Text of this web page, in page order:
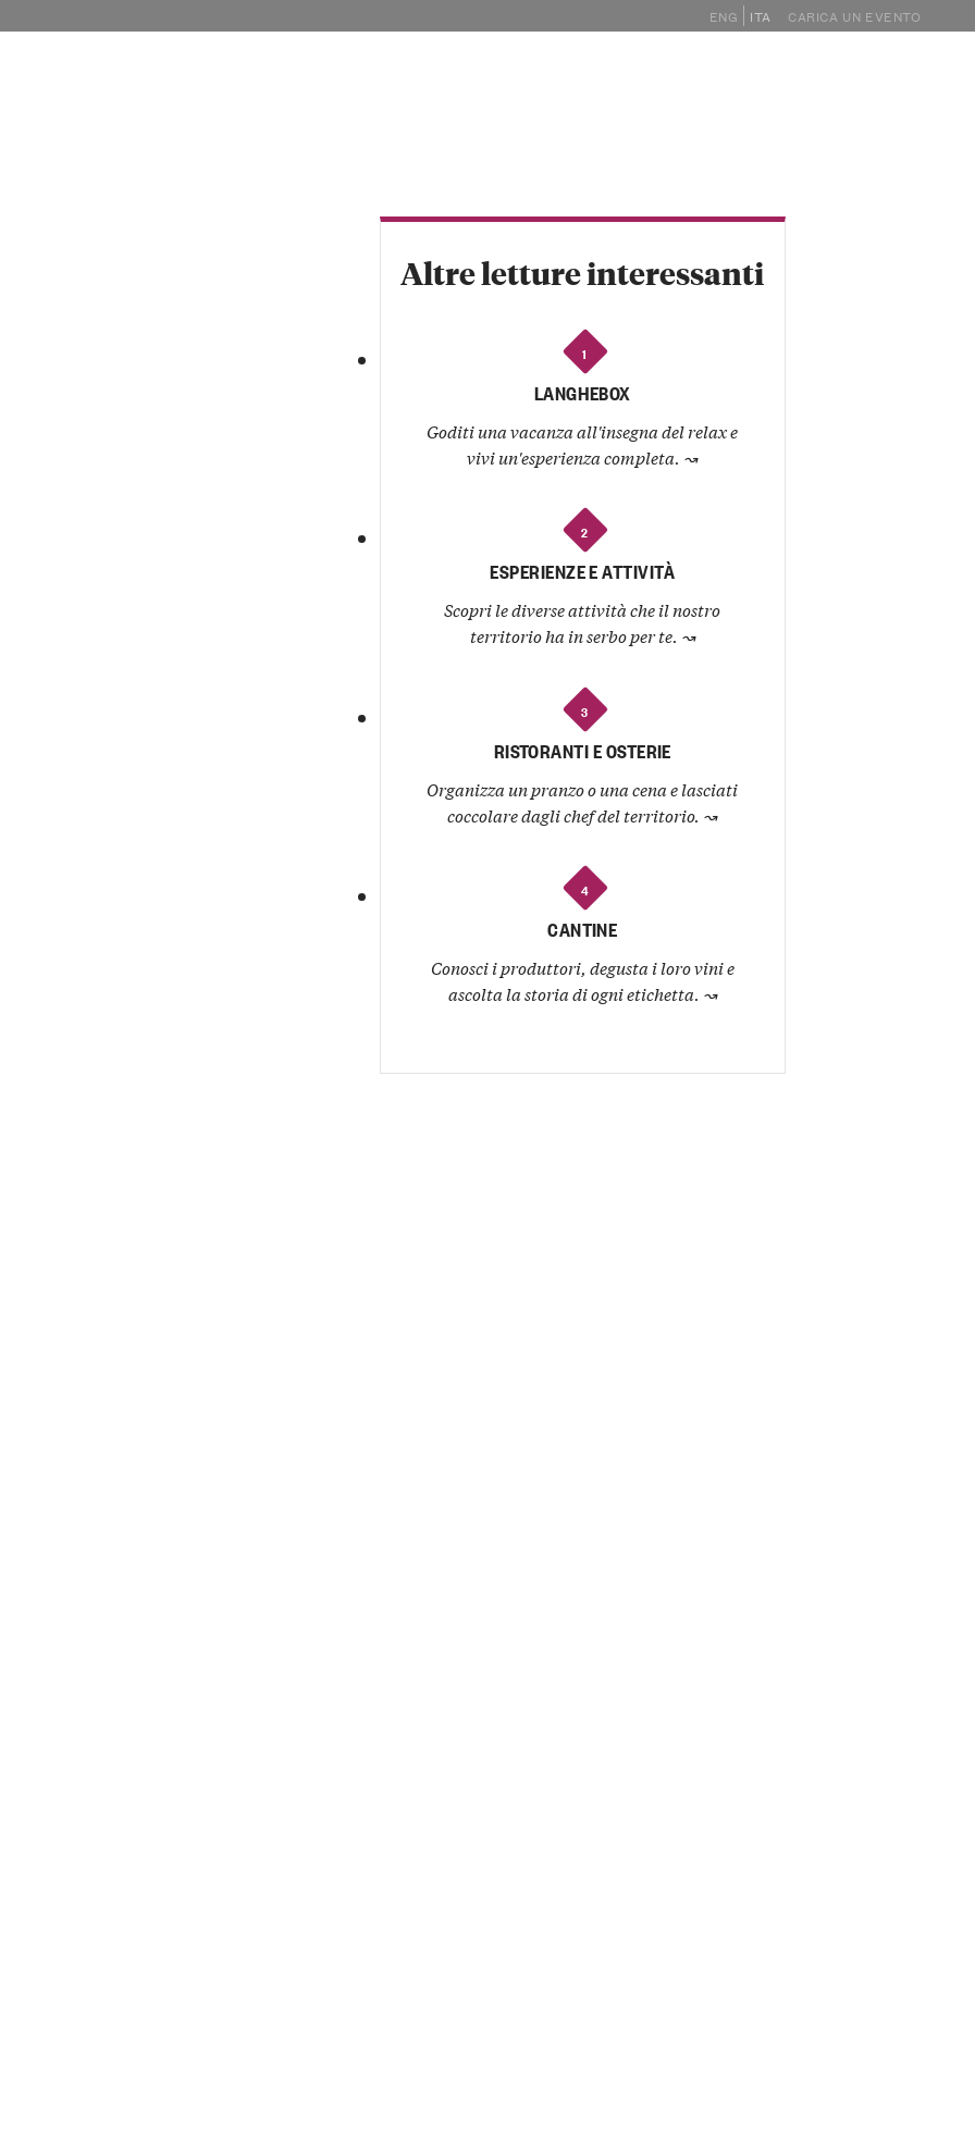
ENG ITA CARICA UN EVENTO
Altre letture interessanti
1
LANGHEBOX
Goditi una vacanza all'insegna del relax e
vivi un'esperienza completa. ↝
2
ESPERIENZE E ATTIVITÀ
Scopri le diverse attività che il nostro
territorio ha in serbo per te. ↝
3
RISTORANTI E OSTERIE
Organizza un pranzo o una cena e lasciati
coccolare dagli chef del territorio. ↝
4
CANTINE
Conosci i produttori, degusta i loro vini e
ascolta la storia di ogni etichetta. ↝